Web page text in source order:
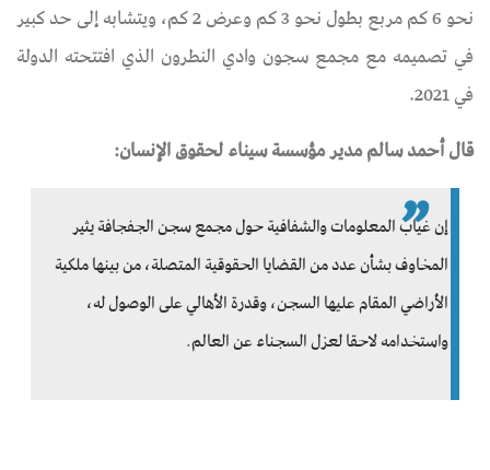
نحو 6 كم مربع بطول نحو 3 كم وعرض 2 كم، ويتشابه إلى حد كبير
في تصميمه مع مجمع سجون وادي النطرون الذي افتتحته الدولة
في 2021.
قال أحمد سالم مدير مؤسسة سيناء لحقوق الإنسان:
إن غياب المعلومات والشفافية حول مجمع سجن الجفجافة يثير
المخاوف بشأن عدد من القضايا الحقوقية المتصلة، من بينها ملكية
الأراضي المقام عليها السجن، وقدرة الأهالي على الوصول له،
واستخدامه لاحقا لعزل السجناء عن العالم.